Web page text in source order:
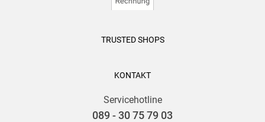
TRUSTED SHOPS
KONTAKT
Servicehotline
089 - 30 75 79 03